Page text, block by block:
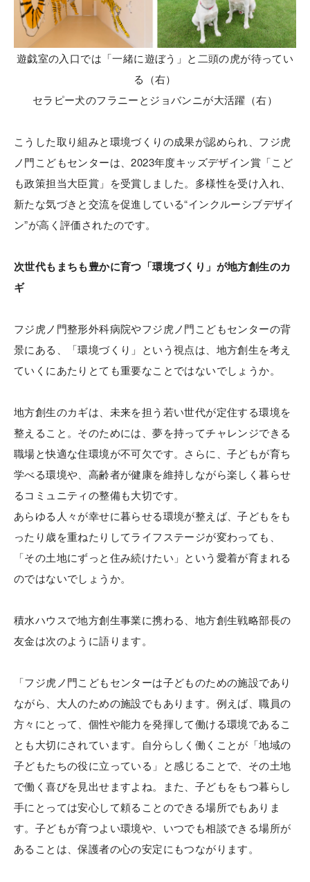
遊戯室の入口では「一緒に遊ぼう」と二頭の虎が待ってい
る（右）
セラピー犬のフラニーとジョバンニが大活躍（右）
こうした取り組みと環境づくりの成果が認められ、フジ虎
ノ門こどもセンターは、2023年度キッズデザイン賞「こど
も政策担当大臣賞」を受賞しました。多様性を受け入れ、
新たな気づきと交流を促進している“インクルーシブデザイ
ン”が高く評価されたのです。
次世代もまちも豊かに育つ「環境づくり」が地方創生のカ
ギ
フジ虎ノ門整形外科病院やフジ虎ノ門こどもセンターの背
景にある、「環境づくり」という視点は、地方創生を考え
ていくにあたりとても重要なことではないでしょうか。
地方創生のカギは、未来を担う若い世代が定住する環境を
整えること。そのためには、夢を持ってチャレンジできる
職場と快適な住環境が不可欠です。さらに、子どもが育ち
学べる環境や、高齢者が健康を維持しながら楽しく暮らせ
るコミュニティの整備も大切です。
あらゆる人々が幸せに暮らせる環境が整えば、子どもをも
ったり歳を重ねたりしてライフステージが変わっても、
「その土地にずっと住み続けたい」という愛着が育まれる
のではないでしょうか。
積水ハウスで地方創生事業に携わる、地方創生戦略部長の
友金は次のように語ります。
「フジ虎ノ門こどもセンターは子どものための施設であり
ながら、大人のための施設でもあります。例えば、職員の
方々にとって、個性や能力を発揮して働ける環境であるこ
とも大切にされています。自分らしく働くことが「地域の
子どもたちの役に立っている」と感じることで、その土地
で働く喜びを見出せますよね。また、子どもをもつ暮らし
手にとっては安心して頼ることのできる場所でもありま
す。子どもが育つよい環境や、いつでも相談できる場所が
あることは、保護者の心の安定にもつながります。